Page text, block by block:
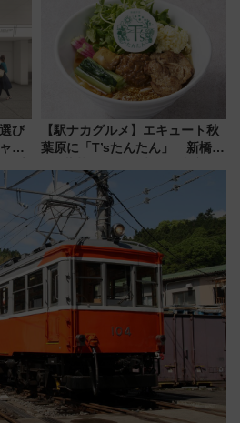
客室」や海鮮丼が人気の朝食ビ
ュッフェを現地レポ
び
ス
当
【駅ナカグルメ】エキュート秋
葉原に「T’sたんたん」 新橋に
饅」、オムライス専門店「肉と
たまご」新グルメ続々登場！
【2026年8月】